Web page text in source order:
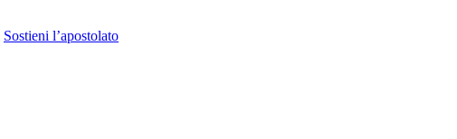
Sostieni l’apostolato